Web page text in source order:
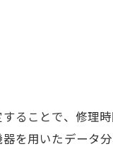
ることで、修理
を用いたデータ分